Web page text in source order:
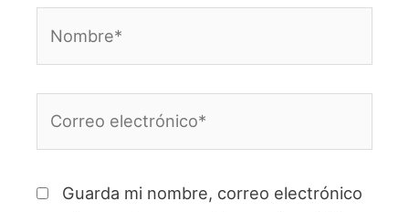
Guarda mi nombre, correo electrónico